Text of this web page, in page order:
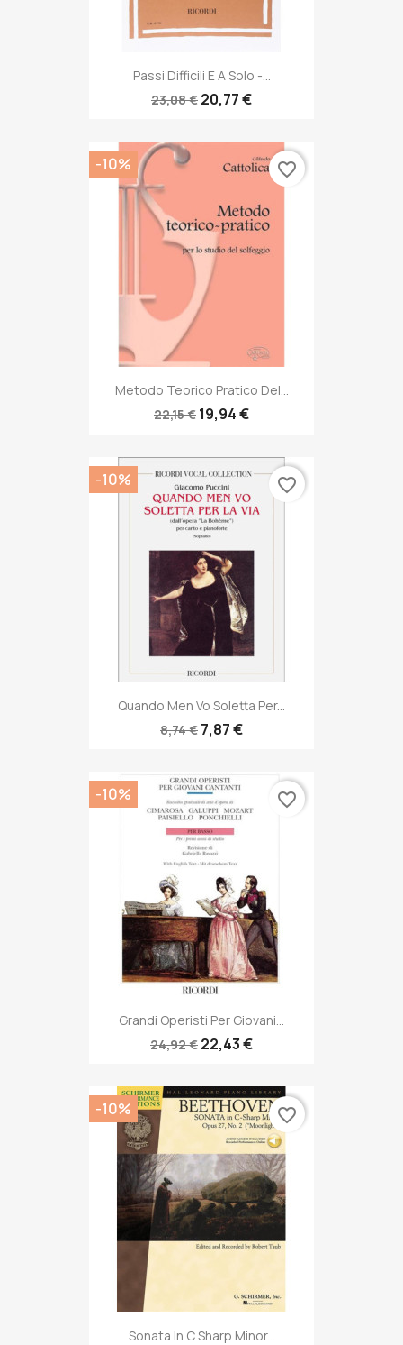
Passi Difficili E A Solo -...
23,08 € 20,77 €
Metodo Teorico Pratico Del...
22,15 € 19,94 €
-10% favorite_border
Quando Men Vo Soletta Per...
8,74 € 7,87 €
-10% favorite_border
Grandi Operisti Per Giovani...
24,92 € 22,43 €
-10% favorite_border
Sonata In C Sharp Minor...
-10% favorite_border